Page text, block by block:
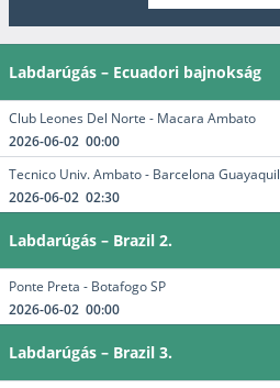
Labdarúgás – Ecuadori bajnokság
Club Leones Del Norte - Macara Ambato
2026-06-02 00:00
Tecnico Univ. Ambato - Barcelona Guayaquil
2026-06-02 02:30
Labdarúgás – Brazil 2.
Ponte Preta - Botafogo SP
2026-06-02 00:00
Labdarúgás – Brazil 3.